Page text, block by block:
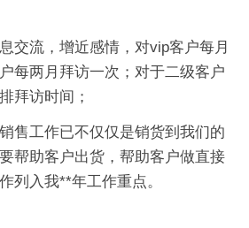
交流，增近感情，对vip客户每月
每两月拜访一次；对于二级客户
拜访时间；
售工作已不仅仅是销货到我们的
帮助客户出货，帮助客户做直接
列入我**年工作重点。